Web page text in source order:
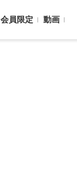
会員限定 動画